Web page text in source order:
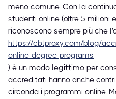
meno comune. Con la
studenti online (oltre 5 milioni
riconoscono sempre più che
https://cbtproxy.com/blog/
online-degree-programs
) è un modo legittimo per
accreditati hanno anche
circonda i programmi online.